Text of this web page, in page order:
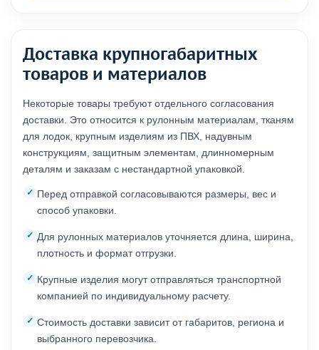
Доставка крупногабаритных
товаров и материалов
Некоторые товары требуют отдельного согласования
доставки. Это относится к рулонным материалам, тканям
для лодок, крупным изделиям из ПВХ, надувным
конструкциям, защитным элементам, длинномерным
деталям и заказам с нестандартной упаковкой.
Перед отправкой согласовываются размеры, вес и
способ упаковки.
Для рулонных материалов уточняется длина, ширина,
плотность и формат отгрузки.
Крупные изделия могут отправляться транспортной
компанией по индивидуальному расчету.
Стоимость доставки зависит от габаритов, региона и
выбранного перевозчика.